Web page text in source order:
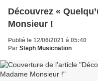
Découvrez «
Monsieur !
Publié le 12/06/2021 à 05:40
Par Steph Musicnation